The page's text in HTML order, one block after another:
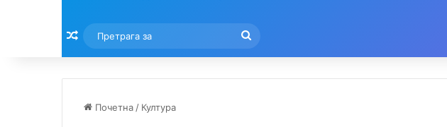
Насумични текстови
за
Почетна / Култура